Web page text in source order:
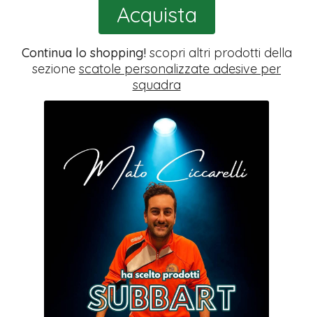
Acquista
Continua lo shopping!scopri altri prodotti della
sezione scatole personalizzate adesive per
squadra